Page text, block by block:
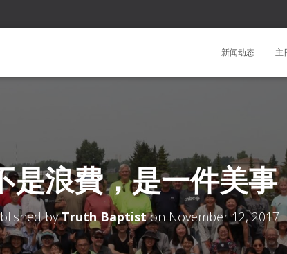
新闻动态 主
是浪費，是一件美事
byTruth Baptiston November 12, 2017